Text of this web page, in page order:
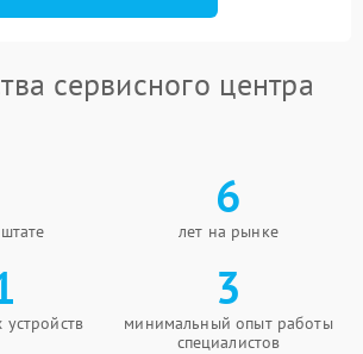
сервисного центра
6
лет на рынке
3
минимальный опыт работы
специалистов